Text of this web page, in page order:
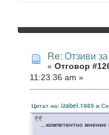
Re: Отзиви
« Отговор
11:23:36 am »
Цитат на: izabel.1985 в
...компетентно мнение